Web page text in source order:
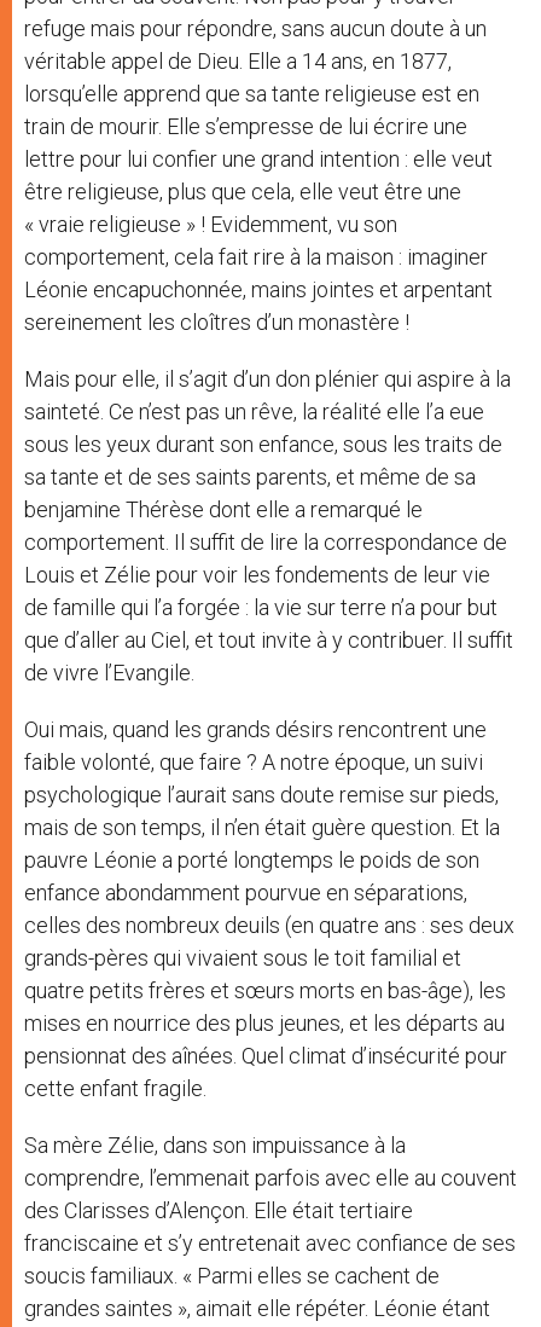
refuge mais pour répondre, sans aucun doute à un
véritable appel de Dieu. Elle a 14 ans, en 1877,
lorsqu’elle apprend que sa tante religieuse est en
train de mourir. Elle s’empresse de lui écrire une
lettre pour lui confier une grand intention : elle veut
être religieuse, plus que cela, elle veut être une
« vraie religieuse » ! Evidemment, vu son
comportement, cela fait rire à la maison : imaginer
Léonie encapuchonnée, mains jointes et arpentant
sereinement les cloîtres d’un monastère !
Mais pour elle, il s’agit d’un don plénier qui aspire à la
sainteté. Ce n’est pas un rêve, la réalité elle l’a eue
sous les yeux durant son enfance, sous les traits de
sa tante et de ses saints parents, et même de sa
benjamine Thérèse dont elle a remarqué le
comportement. Il suffit de lire la correspondance de
Louis et Zélie pour voir les fondements de leur vie
de famille qui l’a forgée : la vie sur terre n’a pour but
que d’aller au Ciel, et tout invite à y contribuer. Il suffit
de vivre l’Evangile.
Oui mais, quand les grands désirs rencontrent une
faible volonté, que faire ? A notre époque, un suivi
psychologique l’aurait sans doute remise sur pieds,
mais de son temps, il n’en était guère question. Et la
pauvre Léonie a porté longtemps le poids de son
enfance abondamment pourvue en séparations,
celles des nombreux deuils (en quatre ans : ses deux
grands-pères qui vivaient sous le toit familial et
quatre petits frères et sœurs morts en bas-âge), les
mises en nourrice des plus jeunes, et les départs au
pensionnat des aînées. Quel climat d’insécurité pour
cette enfant fragile.
Sa mère Zélie, dans son impuissance à la
comprendre, l’emmenait parfois avec elle au couvent
des Clarisses d’Alençon. Elle était tertiaire
franciscaine et s’y entretenait avec confiance de ses
soucis familiaux. « Parmi elles se cachent de
grandes saintes », aimait elle répéter. Léonie étant